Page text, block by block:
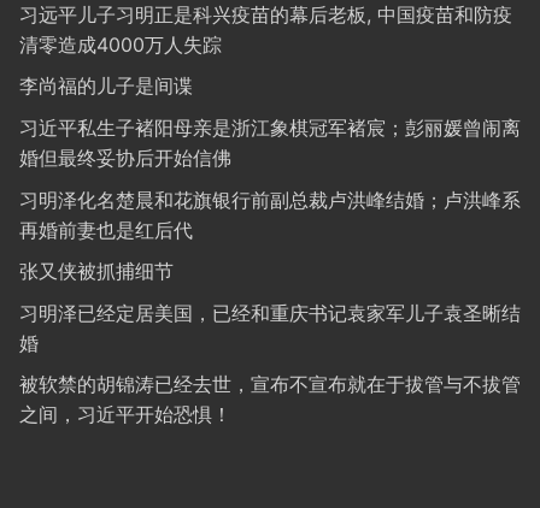
习远平儿子习明正是科兴疫苗的幕后老板, 中国疫苗和防疫
清零造成4000万人失踪
李尚福的儿子是间谍
习近平私生子褚阳母亲是浙江象棋冠军褚宸；彭丽媛曾闹离
婚但最终妥协后开始信佛
习明泽化名楚晨和花旗银行前副总裁卢洪峰结婚；卢洪峰系
再婚前妻也是红后代
张又侠被抓捕细节
习明泽已经定居美国，已经和重庆书记袁家军儿子袁圣晰结
婚
被软禁的胡锦涛已经去世，宣布不宣布就在于拔管与不拔管
之间，习近平开始恐惧！